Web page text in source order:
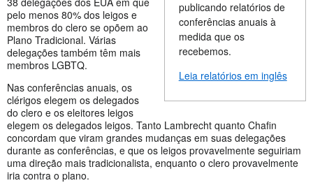
publicando relatórios de
conferências anuais à
medida que os
recebemos.
Leia relatórios em inglês
pelo menos 80% dos leigos e
membros do clero se opõem ao
Plano Tradicional. Várias
delegações também têm mais
membros LGBTQ.
Nas conferências anuais, os
clérigos elegem os delegados
do clero e os eleitores leigos
elegem os delegados leigos. Tanto Lambrecht quanto Chafin
concordam que viram grandes mudanças em suas delegações
durante as conferências, e que os leigos provavelmente seguiriam
uma direção mais tradicionalista, enquanto o clero provavelmente
iria contra o plano.